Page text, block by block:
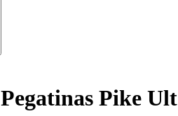
Pegatinas Pike